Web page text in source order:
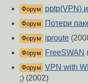
Форум pptp(VPN)
Форум Потери
Форум iproute
Форум FreeSWAN
Форум VPN with
:) (2002)